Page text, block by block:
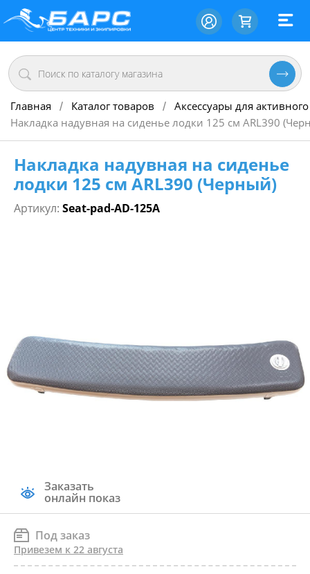
Главная / Каталог товаров / Аксессуары для
Накладка надувная на сиденье лодки 125 см ARL390
Накладка надувная на сиденье
лодки 125 см ARL390 (Черный)
Артикул: Seat-pad-AD-125A
Заказать
онлайн показ
Под заказ
Привезем к 22 августа